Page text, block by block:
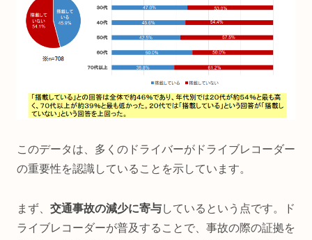
このデータは、多くのドライバーがドライブレコーダー
の重要性を認識していることを示しています。
まず、 交通事故の減少に寄与しているという点です。ド
ライブレコーダーが普及することで、事故の際の証拠を